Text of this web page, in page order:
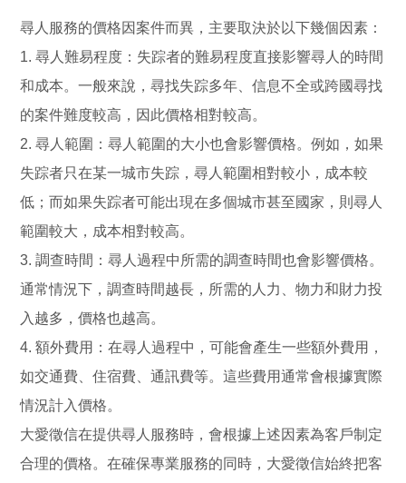
尋人服務的價格因案件而異，主要取決於以下幾個因素：
1. 尋人難易程度：失踪者的難易程度直接影響尋人的時間
和成本。一般來說，尋找失踪多年、信息不全或跨國尋找
的案件難度較高，因此價格相對較高。
2. 尋人範圍：尋人範圍的大小也會影響價格。例如，如果
失踪者只在某一城市失踪，尋人範圍相對較小，成本較
低；而如果失踪者可能出現在多個城市甚至國家，則尋人
範圍較大，成本相對較高。
3. 調查時間：尋人過程中所需的調查時間也會影響價格。
通常情況下，調查時間越長，所需的人力、物力和財力投
入越多，價格也越高。
4. 額外費用：在尋人過程中，可能會產生一些額外費用，
如交通費、住宿費、通訊費等。這些費用通常會根據實際
情況計入價格。
大愛徵信在提供尋人服務時，會根據上述因素為客戶制定
合理的價格。在確保專業服務的同時，大愛徵信始終把客